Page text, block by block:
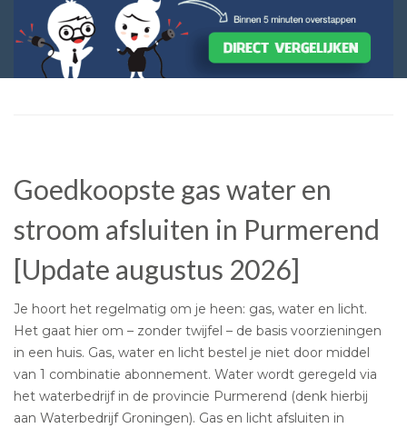
Goedkoopste gas water en
stroom afsluiten in Purmerend
[Update augustus 2026]
Je hoort het regelmatig om je heen: gas, water en licht.
Het gaat hier om – zonder twijfel – de basis voorzieningen
in een huis. Gas, water en licht bestel je niet door middel
van 1 combinatie abonnement. Water wordt geregeld via
het waterbedrijf in de provincie Purmerend (denk hierbij
aan Waterbedrijf Groningen). Gas en licht afsluiten in